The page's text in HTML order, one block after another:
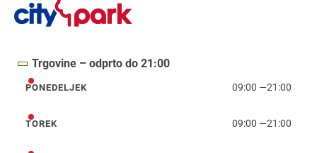
Trgovine – odprto do 21:00
ponedeljek
PONEDELJEK 09:00 —21:00
torek
TOREK 09:00 —21:00